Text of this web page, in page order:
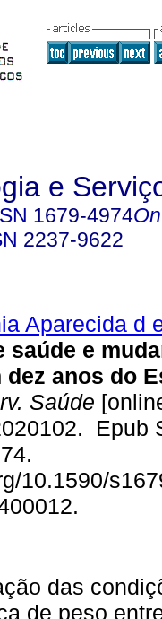
e
1679-4974
2237-9622
Aparecida d
saúde e
dez anos do
Saúde
Epub
10.1590/
das
de peso